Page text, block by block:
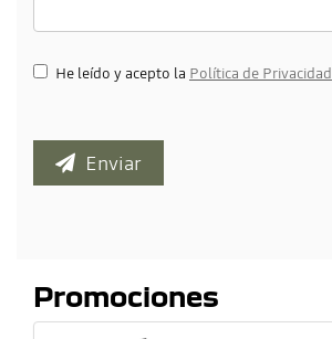
He leído y acepto la Política de Privacidad
Enviar
Promociones